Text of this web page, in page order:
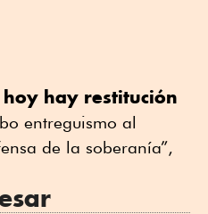
hoy hay restitución
entreguismo al
de la soberanía”,